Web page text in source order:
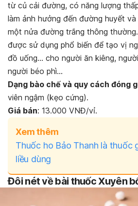
từ củ cải đường, có năng lượng
làm ảnh hưởng đến đường huyết
một nửa đường trắng thông
được sử dụng phổ biến để tạo vị
đồ uống… cho người ăn kiêng,
người béo phì…
Dạng bào chế và quy cách đóng
viên ngậm (kẹo cứng).
Giá bán: 13.000 VNĐ/vỉ.
Xem thêm
Thuốc ho Bảo Thanh là thuốc
liều dùng
Đôi nét về bài thuốc Xuyên